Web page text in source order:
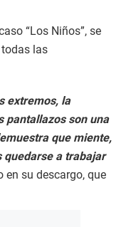
“Los Niños”, se
las
extremos, la
pantallazos son una
que miente,
quedarse a trabajar
en su descargo, que